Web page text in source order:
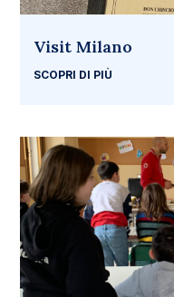
Visit Milano
SCOPRI DI PIÙ